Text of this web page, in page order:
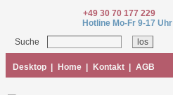
+49 30 70 177 229
Hotline Mo-Fr 9-17 Uhr
Suche
Desktop Home Kontakt AGB